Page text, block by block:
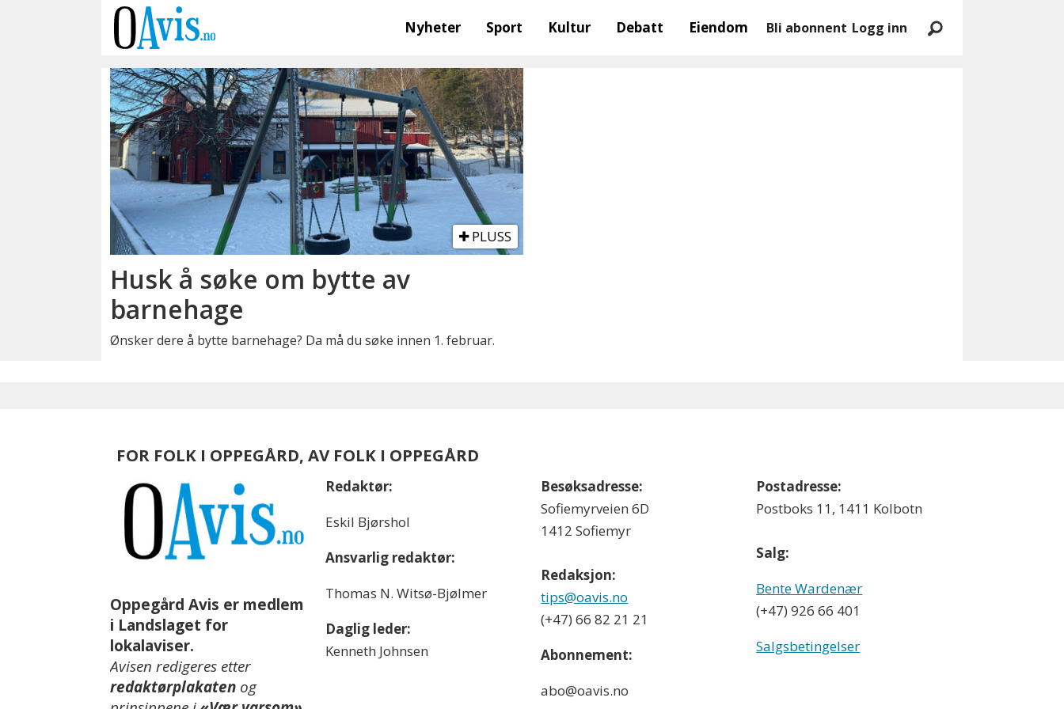
Nyheter Sport Kultur Debatt Eiendom Bli abonnent Logg inn
PLUSS
Husk å søke om bytte av
barnehage
Ønsker dere å bytte barnehage? Da må du søke innen 1. februar.
FOR FOLK I OPPEGÅRD, AV FOLK I OPPEGÅRD
Oppegård Avis er medlem
i Landslaget for
lokalaviser.
Avisen redigeres etter
redaktørplakaten og
Redaktør:
Eskil Bjørshol
Ansvarlig redaktør:
Thomas N. Witsø-Bjølmer
Daglig leder:
Kenneth Johnsen
Besøksadresse:
Sofiemyrveien 6D
1412 Sofiemyr
Redaksjon:
tips@oavis.no
(+47) 66 82 21 21
Abonnement:
abo@oavis.no
Postadresse:
Postboks 11, 1411 Kolbotn
Salg:
Bente Wardenær
(+47) 926 66 401
Salgsbetingelser